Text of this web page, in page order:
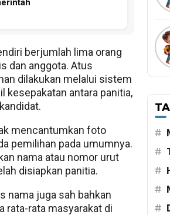
berjumlah lima orang
dan anggota. Atus
dilakukan melalui sistem
kesepakatan antara panitia,
mencantumkan foto
pemilihan pada umumnya.
nama atau nomor urut
disiapkan panitia.
nama juga sah bahkan
rata-rata masyarakat di
#
#
#
#
#